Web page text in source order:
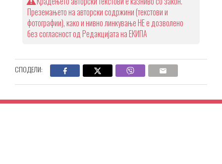
Преземањето на авторски содржини (текстови и
фотографии), како и нивно линкување НЕ е дозволено
без согласност од Редакцијата на ЕКИПА
СПОДЕЛИ: